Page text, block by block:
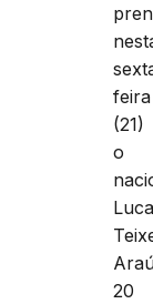
feira
(21)
o
20